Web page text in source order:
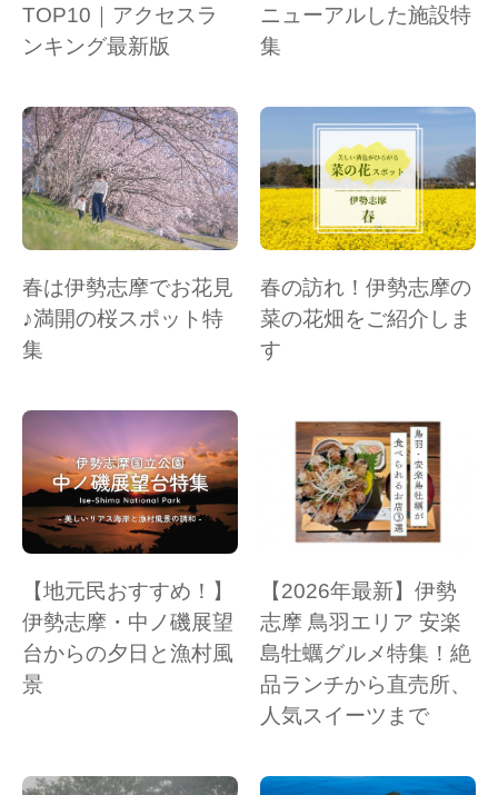
TOP10｜アクセスラ
ンキング最新版
ニューアルした施設特
集
春は伊勢志摩でお花見
♪満開の桜スポット特
集
春の訪れ！伊勢志摩の
菜の花畑をご紹介しま
す
【地元民おすすめ！】
伊勢志摩・中ノ磯展望
台からの夕日と漁村風
景
【2026年最新】伊勢
志摩 鳥羽エリア 安楽
島牡蠣グルメ特集！絶
品ランチから直売所、
人気スイーツまで